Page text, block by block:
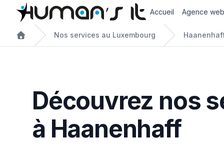
Accueil Agence
Nos services au Luxembourg
Découvrez nos
à Haanenhaff